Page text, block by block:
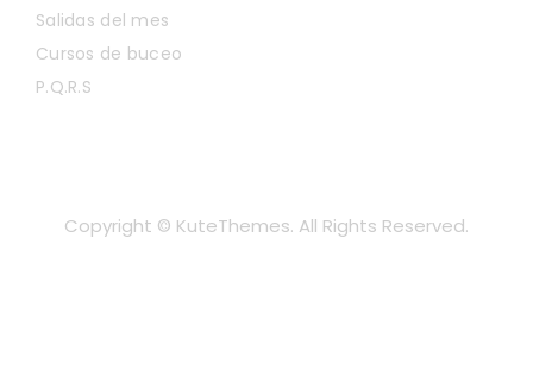
Salidas del mes
Cursos de buceo
P.Q.R.S
Copyright © KuteThemes. All Rights Reserved.